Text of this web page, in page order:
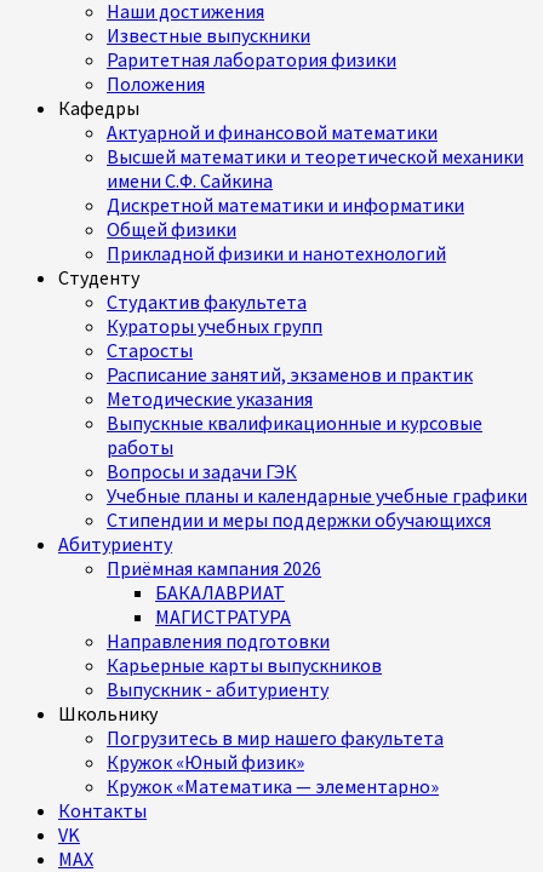
Наши достижения
Известные выпускники
Раритетная лаборатория физики
Положения
Кафедры
Актуарной и финансовой математики
Высшей математики и теоретической механики
имени С.Ф. Сайкина
Дискретной математики и информатики
Общей физики
Прикладной физики и нанотехнологий
Студенту
Студактив факультета
Кураторы учебных групп
Старосты
Расписание занятий, экзаменов и практик
Методические указания
Выпускные квалификационные и курсовые
работы
Вопросы и задачи ГЭК
Учебные планы и календарные учебные графики
Стипендии и меры поддержки обучающихся
Абитуриенту
Приёмная кампания 2026
БАКАЛАВРИАТ
МАГИСТРАТУРА
Направления подготовки
Карьерные карты выпускников
Выпускник - абитуриенту
Школьнику
Погрузитесь в мир нашего факультета
Кружок «Юный физик»
Кружок «Математика — элементарно»
Контакты
VK
MAX